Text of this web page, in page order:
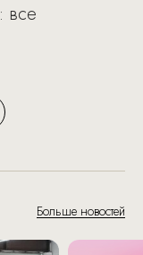
: все
Больше новостей